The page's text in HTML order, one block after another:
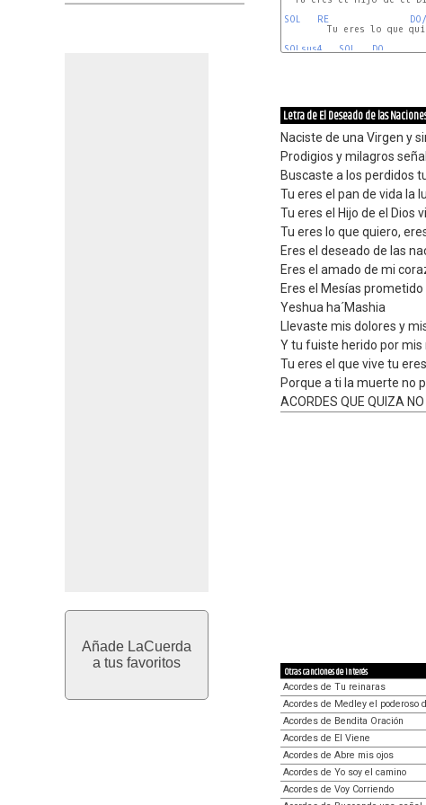
Añade LaCuerda
a tus favoritos
SOL
RE
Tu eres lo que
SOLsus4
SOL DO
Letra de El Deseado de las
Naciste de una Virgen y
Prodigios y milagros
Buscaste a los perdidos
Tu eres el pan de vida la
Tu eres el Hijo de el Dios
Tu eres lo que quiero,
Eres el deseado de las
Eres el amado de mi
Eres el Mesías
Yeshua ha´Mashia
Llevaste mis dolores y
Y tu fuiste herido por mis
Tu eres el que vive tu
Porque a ti la muerte no
ACORDES QUE QUIZA
Otras canciones de interés
Acordes de Tu reinaras
Acordes de Medley el poderoso
Acordes de Bendita Oración
Acordes de El Viene
Acordes de Abre mis ojos
Acordes de Yo soy el camino
Acordes de Voy Corriendo